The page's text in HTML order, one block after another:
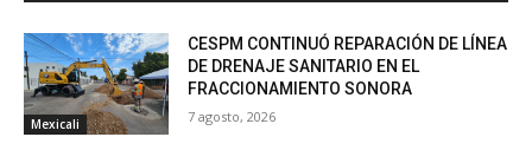
Mexicali
CESPM CONTINUÓ REPARACIÓN DE LÍNEA
DE DRENAJE SANITARIO EN EL
FRACCIONAMIENTO SONORA
7 agosto, 2026